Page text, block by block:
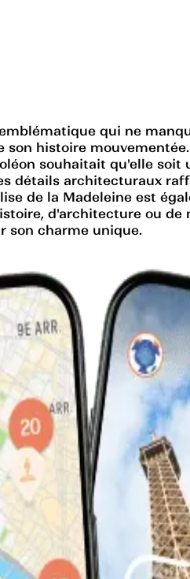
qui ne
histoire
souhaitait qu'elle
détails architecturaux
de la Madeleine est
d'architecture ou
son charme unique.